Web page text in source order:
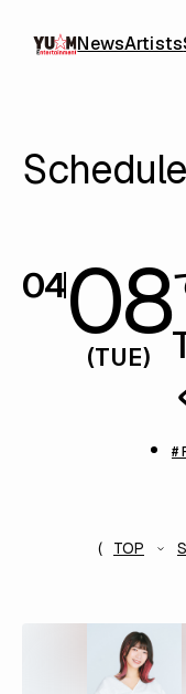
NewsArtists
Schedule
0408
(TUE)
#
TOP